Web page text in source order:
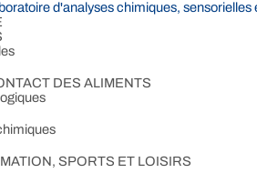
d'analyses chimiques,
DES ALIMENTS
SPORTS ET LOISIRS